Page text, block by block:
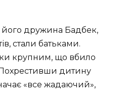
його дружина Бадбек,
стали батьками.
крупним, що вбило
Похрестивши дитину
«все жадаючий»,